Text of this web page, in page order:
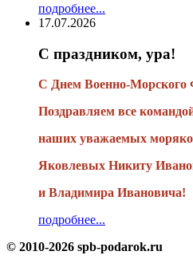
подробнее...
17.07.2026
С праздником, ура!
С Днем Военно-Морского
Поздравляем все
наших уважаемых
Яковлевых Никиту
и Владимира Ивановича!
подробнее...
© 2010-2026 spb-podarok.ru